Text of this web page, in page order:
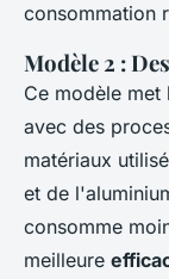
consommation
Modèle 2 :
Ce modèle met
avec des
matériaux
et de
consomme
meilleure